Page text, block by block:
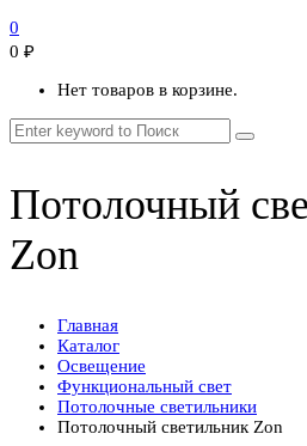
0
0 ₽
Нет товаров в корзине.
Потолочный
Zon
Главная
Каталог
Освещение
Функциональный свет
Потолочные светильники
Потолочный светильник Zon